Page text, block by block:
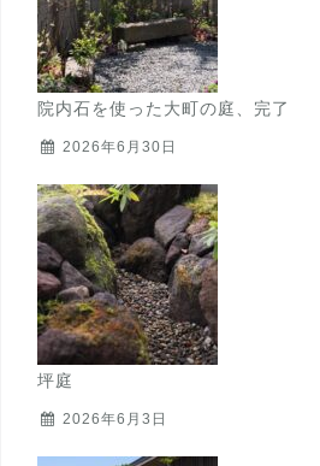
院内石を使った大町の庭、完了
2026年6月30日
坪庭
2026年6月3日